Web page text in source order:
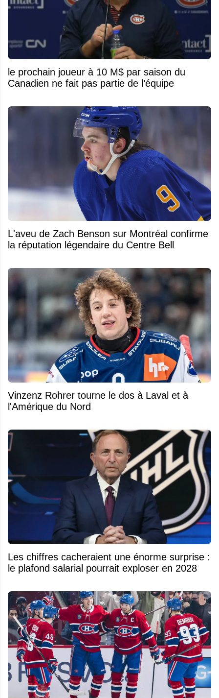
le prochain joueur à 10 M$ par saison du
Canadien ne fait pas partie de l’équipe
L'aveu de Zach Benson sur Montréal confirme
la réputation légendaire du Centre Bell
Vinzenz Rohrer tourne le dos à Laval et à
l'Amérique du Nord
Les chiffres cacheraient une énorme surprise :
le plafond salarial pourrait exploser en 2028